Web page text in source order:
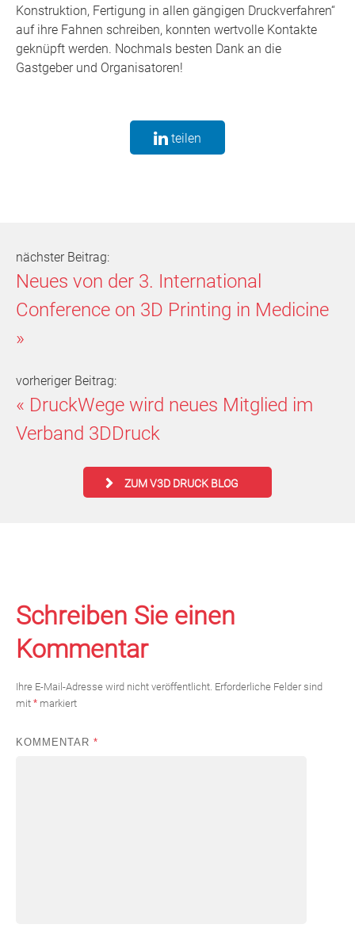
Konstruktion, Fertigung in allen gängigen Druckverfahren“
auf ihre Fahnen schreiben, konnten wertvolle Kontakte
geknüpft werden. Nochmals besten Dank an die
Gastgeber und Organisatoren!
teilen
nächster Beitrag:
Neues von der 3. International
Conference on 3D Printing in Medicine
»
vorheriger Beitrag:
« DruckWege wird neues Mitglied im
Verband 3DDruck
ZUM V3D DRUCK BLOG
Schreiben Sie einen
Kommentar
Ihre E-Mail-Adresse wird nicht veröffentlicht. Erforderliche Felder sind
mit * markiert
KOMMENTAR *